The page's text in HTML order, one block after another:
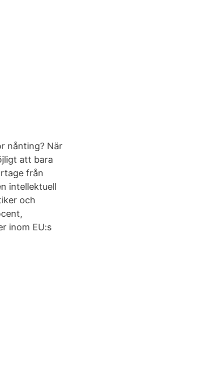
nånting? När
att bara
från
intellektuell
och
inom EU:s